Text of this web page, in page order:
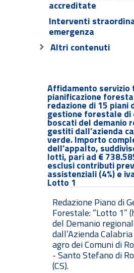
accreditate
Interventi
emergenza
Altri contenuti
Affidamento servizio
pianificazione
redazione di 15 piani
gestione forestale di
boscati del demanio
gestiti dall’azienda
verde. Importo
dell’appalto,
lotti, pari ad €
esclusi contributi
assistenziali (4%) e
Lotto 1
Redazione Piano di
Forestale: “Lotto 1”
del Demanio
dall’Azienda
agro dei Comuni di
- Santo Stefano di
(CS).